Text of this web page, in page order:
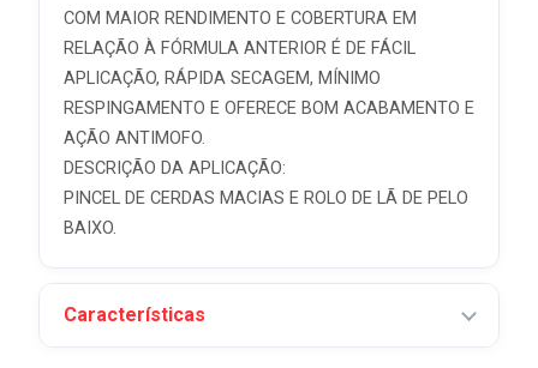
COM MAIOR RENDIMENTO E COBERTURA EM
RELAÇÃO À FÓRMULA ANTERIOR É DE FÁCIL
APLICAÇÃO, RÁPIDA SECAGEM, MÍNIMO
RESPINGAMENTO E OFERECE BOM ACABAMENTO E
AÇÃO ANTIMOFO.
DESCRIÇÃO DA APLICAÇÃO:
PINCEL DE CERDAS MACIAS E ROLO DE LÃ DE PELO
BAIXO.
Características